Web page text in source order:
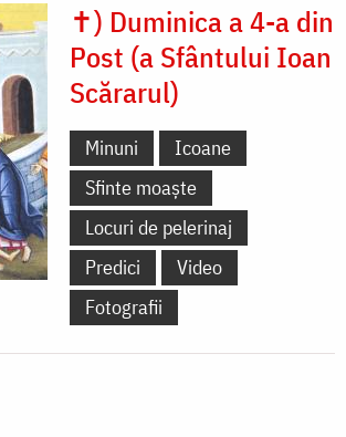
✝) Duminica a 4-a din
Post (a Sfântului Ioan
Scărarul)
Minuni
Icoane
Sfinte moaște
Locuri de pelerinaj
Predici
Video
Fotografii